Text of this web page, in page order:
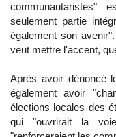
seulement partie
également son
veut mettre l'accent,
Après avoir dénoncé
également avoir
élections locales des
qui "ouvrirait la